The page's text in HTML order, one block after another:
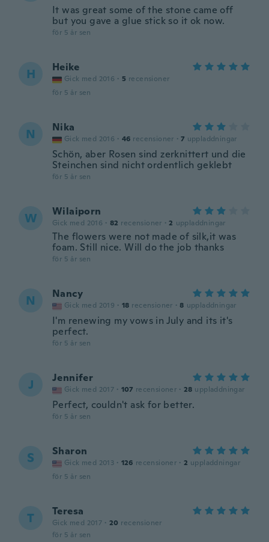
It was great some of the stone came off
but you gave a glue stick so it ok now.
för 5 år sen
H Heike
Gick med 2016 · 5 recensioner
för 5 år sen
N Nika
Gick med 2016 · 46 recensioner · 7 uppladdningar
Schön, aber Rosen sind zerknittert und die
Steinchen sind nicht ordentlich geklebt
för 5 år sen
W Wilaiporn
Gick med 2016 · 82 recensioner · 2 uppladdningar
The flowers were not made of silk,it was
foam. Still nice. Will do the job thanks
för 5 år sen
N Nancy
Gick med 2019 · 18 recensioner · 8 uppladdningar
I'm renewing my vows in July and its it's
perfect.
för 5 år sen
J Jennifer
Gick med 2017 · 107 recensioner · 28 uppladdningar
Perfect, couldn't ask for better.
för 5 år sen
S Sharon
Gick med 2013 · 126 recensioner · 2 uppladdningar
för 5 år sen
T Teresa
Gick med 2017 · 20 recensioner
för 5 år sen